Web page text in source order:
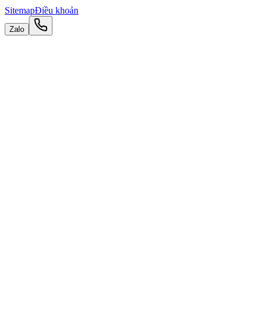
SitemapĐiều khoản
Zalo